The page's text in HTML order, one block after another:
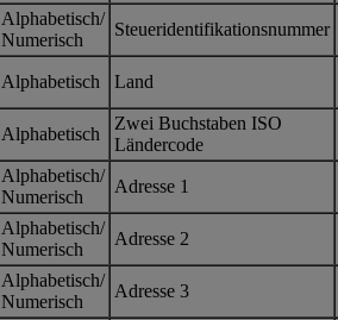
Alphabetisch/
Numerisch
Steueridentifikationsnummer
Alphabetisch Land
Alphabetisch
Zwei Buchstaben ISO
Ländercode
Alphabetisch/
Numerisch
Adresse 1
Alphabetisch/
Numerisch
Adresse 2
Alphabetisch/
Numerisch
Adresse 3